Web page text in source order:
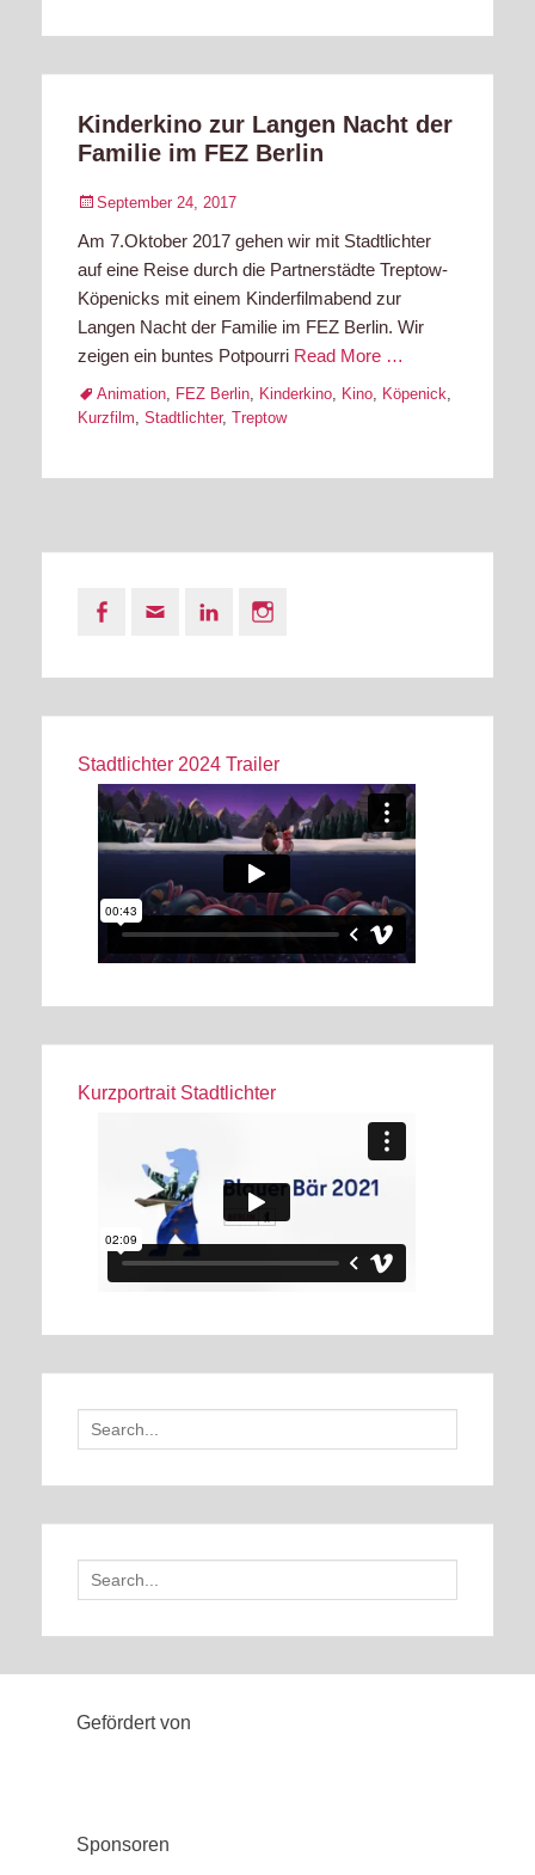
Kinderkino zur Langen Nacht der
Familie im FEZ Berlin
Posted
September 24, 2017
Am 7.Oktober 2017 gehen wir mit Stadtlichter
auf eine Reise durch die Partnerstädte Treptow-
Köpenicks mit einem Kinderfilmabend zur
Langen Nacht der Familie im FEZ Berlin. Wir
zeigen ein buntes Potpourri Read More …
TagsAnimation, FEZ Berlin, Kinderkino, Kino, Köpenick,
Kurzfilm, Stadtlichter, Treptow
Facebook
Email LinkedIn
Stadtlichter 2024 Trailer
Kurzportrait Stadtlichter
Search
for:
Search
for:
Gefördert von
Sponsoren